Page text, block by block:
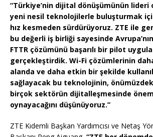
“Türkiye’nin dijital dönüşümünün
yeni nesil teknolojilerle buluşturmak için
hız kesmeden sürdürüyoruz. ZTE ile
bu değerli iş birliği sayesinde
FTTR çözümünü başarılı bir pilot
gerçekleştirdik. Wi-Fi çözümlerinin
alanda ve daha etkin bir şekilde
sağlayacak bu teknolojinin,
birçok sektörün dijitalleşmesinde
oynayacağını düşünüyoruz.”
ZTE Kıdemli Başkan Yardımcısı ve Netaş